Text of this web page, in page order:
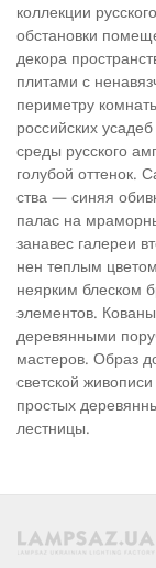
коллекции
обстановки
декора
плитами с
периметру
россий­ских
среды русского
голубой оттенок.
ства — синяя
палас на
занавес галереи
нен теплым
неярким блеском
элементов.
деревянны­ми
мастеров. Образ
светской
простых
лестницы.